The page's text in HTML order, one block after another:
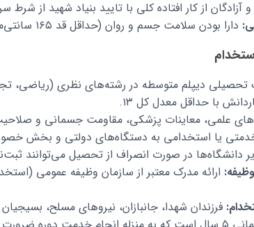
و آزادگان از کار افتاده کلی با تایید بنیاد شهید از
دارا بودن سلامت جسم و روان (حداقل قد ۱۶۵ سانتی‌متر و دید چشم حداقل ۰.۸).
تحصیلی دیپلم متوسطه در رشته‌های نظری (ریاضی،
با حداقل معدل کل ۱۳.
علمی، معاینات پزشکی، مقاومت جسمانی و
یا استخدامی به دستگاه‌های دولتی و بخش
دانشگاه‌ها در صورت انصراف از تحصیل می‌توانند
ارائه مدرک معتبر از سازمان وظیفه عمومی
فرزندان شهدا، جانبازان، نیروهای مسلح،